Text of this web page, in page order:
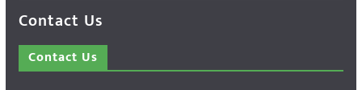
Contact Us
Contact Us